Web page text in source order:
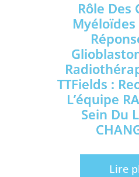
Rôle Des
Myéloïdes
TTFields :
L’équipe
Sein Du
Lire